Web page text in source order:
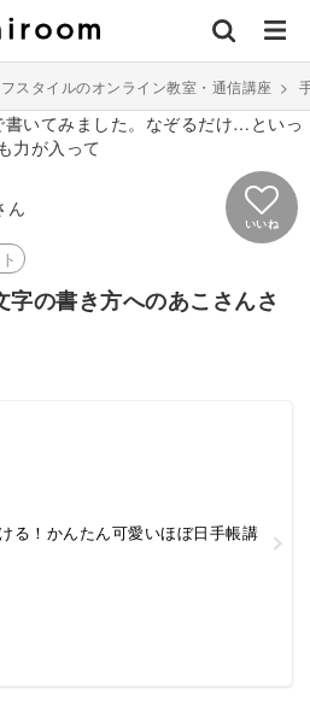
スタイルのオンライン教室・通信講座 >
ん
いいね
の書き方へのあこさんさ
る！かんたん可愛いほぼ日手帳講